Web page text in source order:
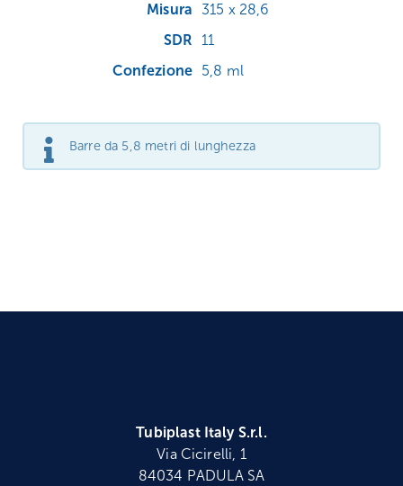
315 x 28,6
11
5,8 ml
Barre da 5,8 metri di lunghezza
Tubiplast Italy S.r.l.
Via Cicirelli, 1
84034 PADULA SA